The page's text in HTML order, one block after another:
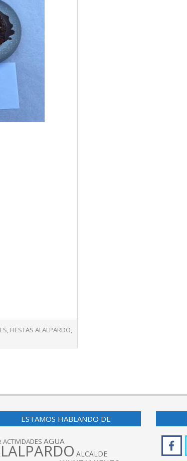
, FIESTAS ALALPARDO,
ESTAMOS HABLANDO DE
ACTIVIDADES AGUA
ALCALDE